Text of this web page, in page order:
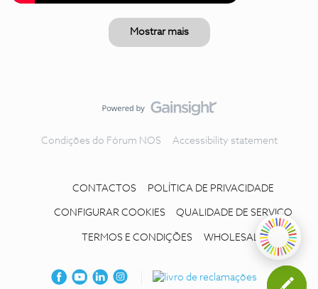
Mostrar mais
Condições do Fórum NOS Accessibility statement
CONTACTOS POLÍTICA DE PRIVACIDADE
CONFIGURAR COOKIES QUALIDADE DE SERVIÇO
TERMOS E CONDIÇÕES WHOLESALE